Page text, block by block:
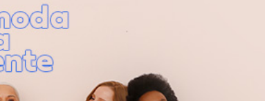
é o menor oferecido em algum dia do mês, para